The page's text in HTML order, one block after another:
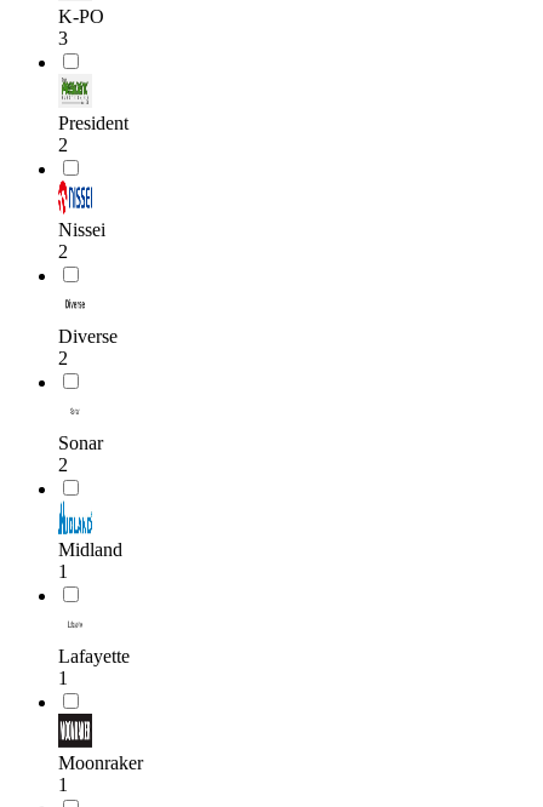
K-PO
3
President
2
Nissei
2
Diverse
2
Sonar
2
Midland
1
Lafayette
1
Moonraker
1